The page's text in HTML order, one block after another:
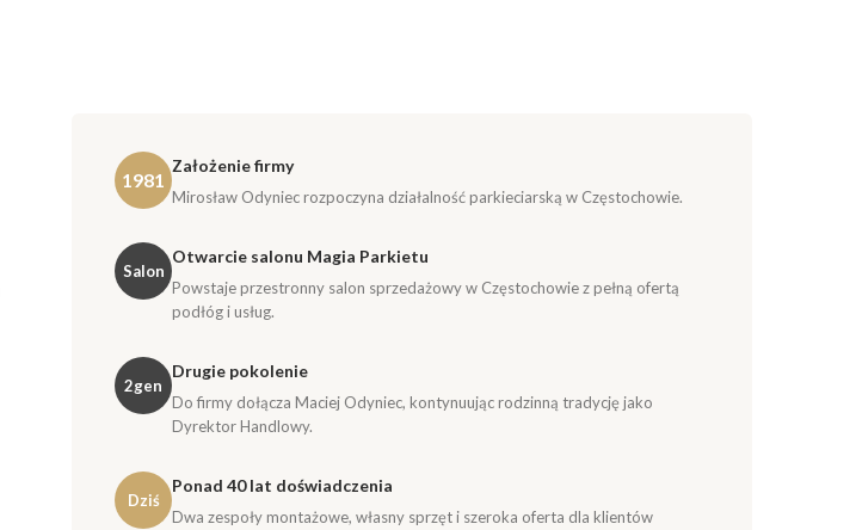
1981
Założenie firmy
Mirosław Odyniec rozpoczyna działalność parkieciarską w Częstochowie.
Salon
Otwarcie salonu Magia Parkietu
Powstaje przestronny salon sprzedażowy w Częstochowie z pełną ofertą
podłóg i usług.
2gen
Drugie pokolenie
Do firmy dołącza Maciej Odyniec, kontynuując rodzinną tradycję jako
Dyrektor Handlowy.
Dziś
Ponad 40 lat doświadczenia
Dwa zespoły montażowe, własny sprzęt i szeroka oferta dla klientów